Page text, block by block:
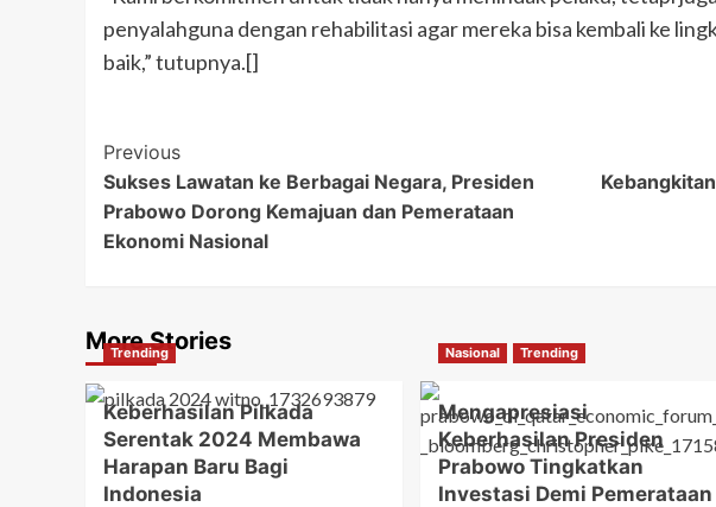
penyalahguna dengan rehabilitasi agar mereka bisa kembali ke
baik,” tutupnya.[]
Post
Navigation
Previous
Sukses Lawatan ke Berbagai Negara, Presiden
Prabowo Dorong Kemajuan dan Pemerataan
Ekonomi Nasional
More Stories
Trending
Keberhasilan Pilkada
Serentak 2024 Membawa
Harapan Baru Bagi
Indonesia
Nasional Trending
Mengapresiasi
Keberhasilan Presiden
Prabowo Tingkatkan
Investasi Demi Pemerataan